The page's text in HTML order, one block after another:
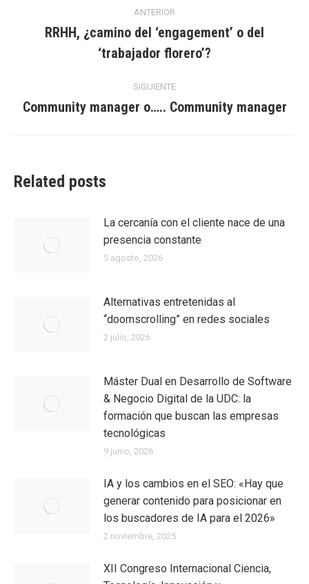
entre
ANTERIOR
Entrada
anterior:
RRHH, ¿camino del ‘engagement’ o del
‘trabajador florero’?
SIGUIENTE
Entrada
Community manager o….. Community manager
Related posts
La cercanía con el cliente nace de una
presencia constante
5 agosto, 2026
Alternativas entretenidas al
“doomscrolling” en redes sociales
2 julio, 2026
Máster Dual en Desarrollo de Software
& Negocio Digital de la UDC: la
formación que buscan las empresas
tecnológicas
9 junio, 2026
IA y los cambios en el SEO: «Hay que
generar contenido para posicionar en
los buscadores de IA para el 2026»
2 noviembre, 2025
XII Congreso Internacional Ciencia,